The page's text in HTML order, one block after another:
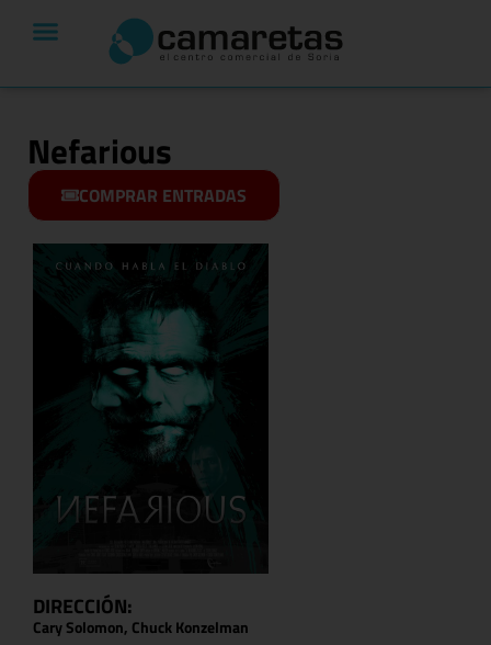
Nefarious
COMPRAR ENTRADAS
DIRECCIÓN:
Cary Solomon, Chuck Konzelman